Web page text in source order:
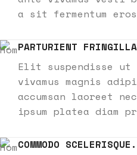
a sit fermentum
PARTURIENT
Elit suspendisse ut
vivamus magnis
accumsan laoreet
ipsum platea diam
COMMODO SCELERISQUE.